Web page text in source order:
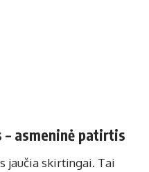
– asmeninė patirtis
jaučia skirtingai. Tai